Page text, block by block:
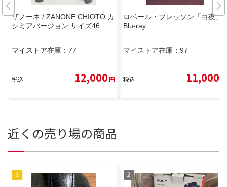
ザノーネ / ZANONE CHIOTO カ
シミアバージョン サイズ46
マイストア在庫： 77
税込 12,000円
ロベール・ブレッソン「白夜」
Blu-ray
マイストア在庫： 97
税込 11,000
近くの売り場の商品